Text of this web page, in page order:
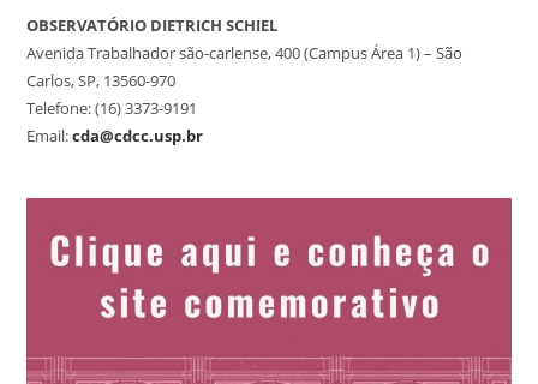
OBSERVATÓRIO DIETRICH SCHIEL
Avenida Trabalhador são-carlense, 400 (Campus Área 1) – São
Carlos, SP, 13560-970
Telefone: (16) 3373-9191
Email:cda@cdcc.usp.br